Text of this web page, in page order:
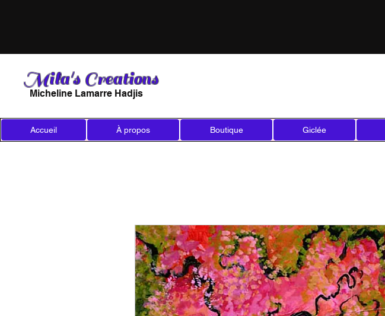
Mila's Creations
Micheline Lamarre Hadjis
Accueil À propos Boutique Giclée